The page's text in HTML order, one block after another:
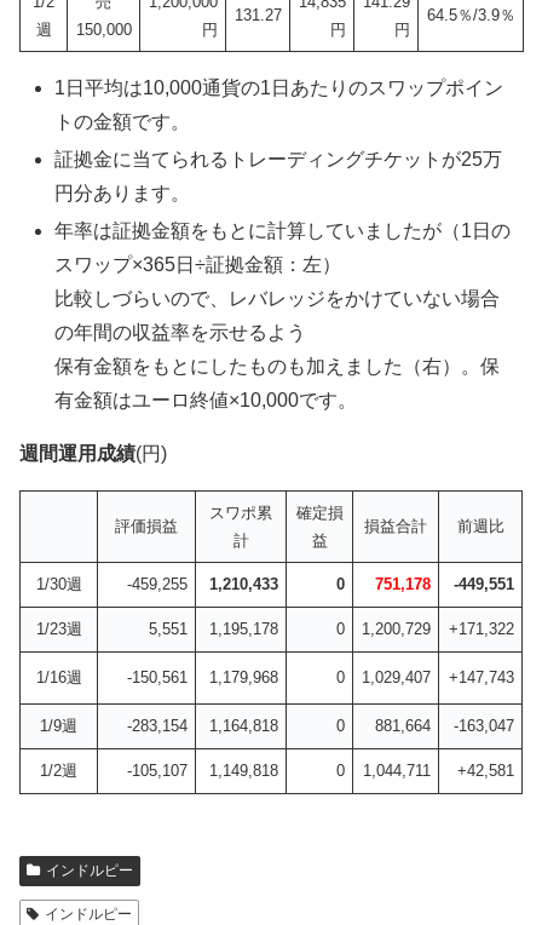
週
150,000
円
131.27
円
円
64.5％/3.9％
1日平均は10,000通貨の1日あたりのスワップポイン
トの金額です。
証拠金に当てられるトレーディングチケットが25万
円分あります。
年率は証拠金額をもとに計算していましたが（1日の
スワップ×365日÷証拠金額：左）
比較しづらいので、レバレッジをかけていない場合
の年間の収益率を示せるよう
保有金額をもとにしたものも加えました（右）。保
有金額はユーロ終値×10,000です。
週間運用成績(円)
評価損益
スワポ累
計
確定損
益
損益合計 前週比
1/30週 -459,255 1,210,433 0 751,178 -449,551
1/23週 5,551 1,195,178 0 1,200,729 +171,322
1/16週 -150,561 1,179,968 0 1,029,407 +147,743
1/9週 -283,154 1,164,818 0 881,664 -163,047
1/2週 -105,107 1,149,818 0 1,044,711 +42,581
インドルピー
インドルピー